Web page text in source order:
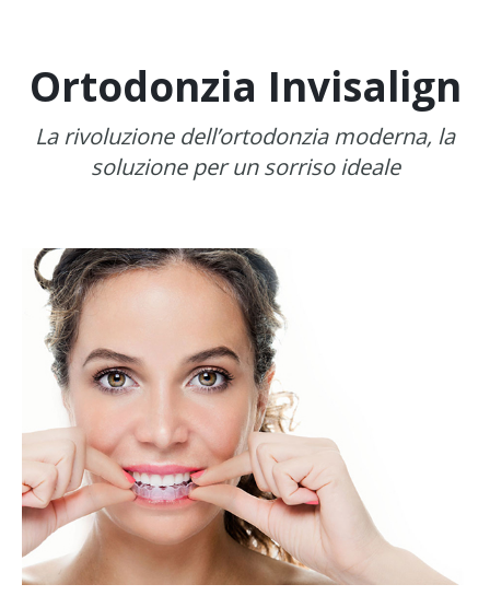
Ortodonzia Invisalign
La rivoluzione dell’ortodonzia moderna, la
soluzione per un sorriso ideale